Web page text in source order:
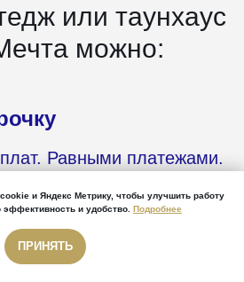
или таунхаус
можно:
Равными платежами.
предложения.
материнский
Звонок бесплатный
Звонок бесплатный
и Яндекс Метрику, чтобы улучшить работу
эффективность и удобство. Подробнее
ПРИНЯТЬ